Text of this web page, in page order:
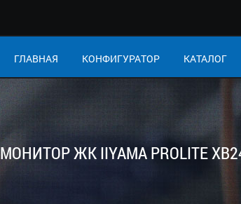
ГЛАВНАЯ КОНФИГУРАТОР КАТАЛОГ
МОНИТОР ЖК IIYAMA PROLITE